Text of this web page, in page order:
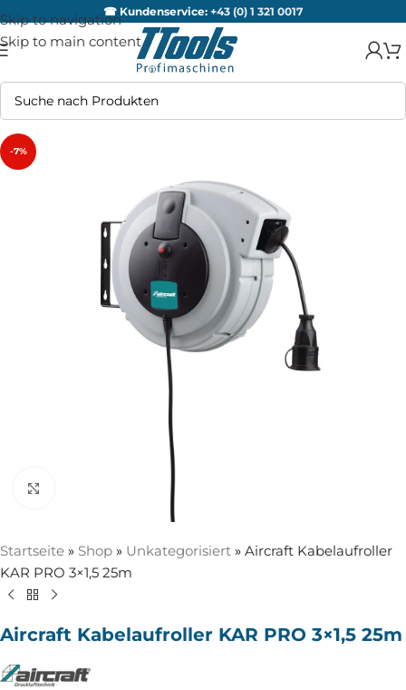
Skip to navigation
Skip to main content
☎ Kundenservice: +43 (0) 1 321 0017
-7%
Zum Vergrößern anklicken
Startseite » Shop » Unkategorisiert » Aircraft Kabelaufroller
KAR PRO 3×1,5 25m
Aircraft Kabelaufroller KAR PRO 3×1,5 25m